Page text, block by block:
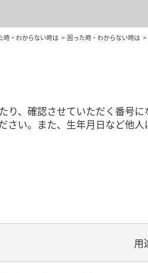
時・わからない時は 困った時・わからない時は
り、確認させていただく番号
い。また、生年月日など他
用